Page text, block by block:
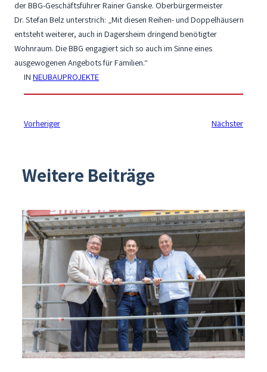
der BBG-Geschäftsführer Rainer Ganske. Oberbürgermeister
Dr. Stefan Belz unterstrich: „Mit diesen Reihen- und Doppelhäusern
entsteht weiterer, auch in Dagersheim dringend benötigter
Wohnraum. Die BBG engagiert sich so auch im Sinne eines
ausgewogenen Angebots für Familien.“
IN NEUBAUPROJEKTE
Vorheriger Nächster
Weitere Beiträge